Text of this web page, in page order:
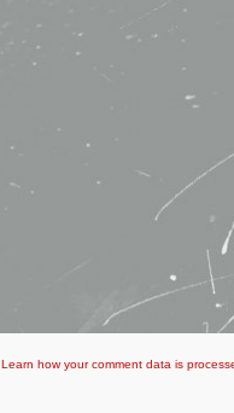
Learn how your comment data is